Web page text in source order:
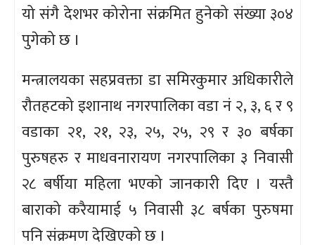
यो संगै देशभर कोरोना संक्रमित हुनेको संख्या ३०४
पुगेको छ ।
मन्त्रालयका सहप्रवक्ता डा समिरकुमार अधिकारीले
रौतहटको इशानाथ नगरपालिका वडा नं २, ३, ६ र ९
वडाका २१, २१, २३, २५, २५, २९ र ३० बर्षका
पुरुषहरु र माधवनारायण नगरपालिका ३ निवासी
२८ बर्षीया महिला भएको जानकारी दिए । यस्तै
बाराको करैयामाई ५ निवासी ३८ बर्षका पुरुषमा
पनि संक्रमण देखिएको छ ।